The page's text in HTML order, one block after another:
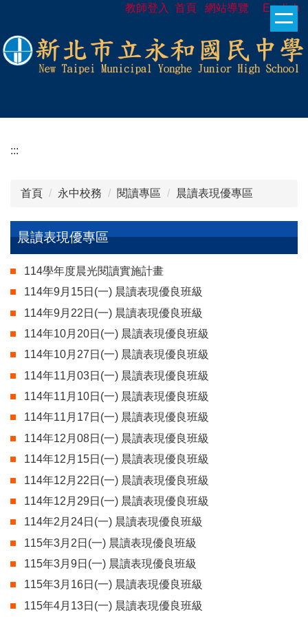
主
要
教師登入 首頁 網站導覽 English
:::
首頁 永中校務 閱讀專區 晨讀表現優專區
晨讀表現優專區
114學年度晨光閱讀實施計畫
114年9月15日(一) 晨讀表現優良班級
114年9月22日(一) 晨讀表現優良班級
114年10月20日(一) 晨讀表現優良班級
114年10月27日(一) 晨讀表現優良班級
114年11月03日(一) 晨讀表現優良班級
114年11月10日(一) 晨讀表現優良班級
114年11月17日(一) 晨讀表現優良班級
114年12月08日(一) 晨讀表現優良班級
114年12月15日(一) 晨讀表現優良班級
114年12月22日(一) 晨讀表現優良班級
114年12月29日(一) 晨讀表現優良班級
114年2月24日(一) 晨讀表現優良班級
115年3月2日(一) 晨讀表現優良班級
115年3月9日(一) 晨讀表現優良班級
115年3月16日(一) 晨讀表現優良班級
115年4月13日(一) 晨讀表現優良班級